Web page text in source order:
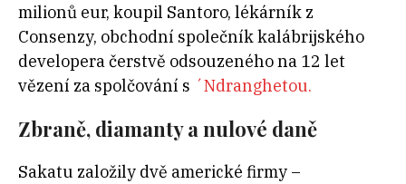
milionů eur, koupil Santoro, lékárník z
Consenzy, obchodní společník kalábrijského
developera čerstvě odsouzeného na 12 let
vězení za spolčování s ´Ndranghetou.
Zbraně, diamanty a nulové daně
Sakatu založily dvě americké firmy –